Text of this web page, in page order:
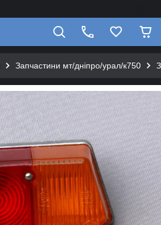
Запчастини мт/дніпро/урал/к750